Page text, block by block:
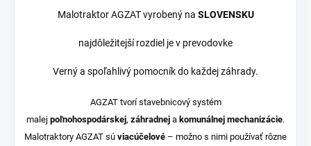
Malotraktor AGZAT vyrobený na SLOVENSKU
najdôležitejší rozdiel je v prevodovke
Verný a spoľahlivý pomocník do každej záhrady.
AGZAT tvorí stavebnicový systém
malej poľnohospodárskej, záhradnej a komunálnej mechanizácie.
Malotraktory AGZAT sú viacúčelové – možno s nimi používať rôzne